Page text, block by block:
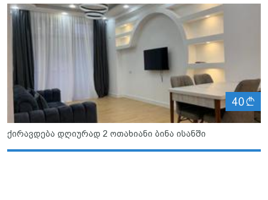
40
ქირავდება დღიურად 2 ოთახიანი ბინა ისანში